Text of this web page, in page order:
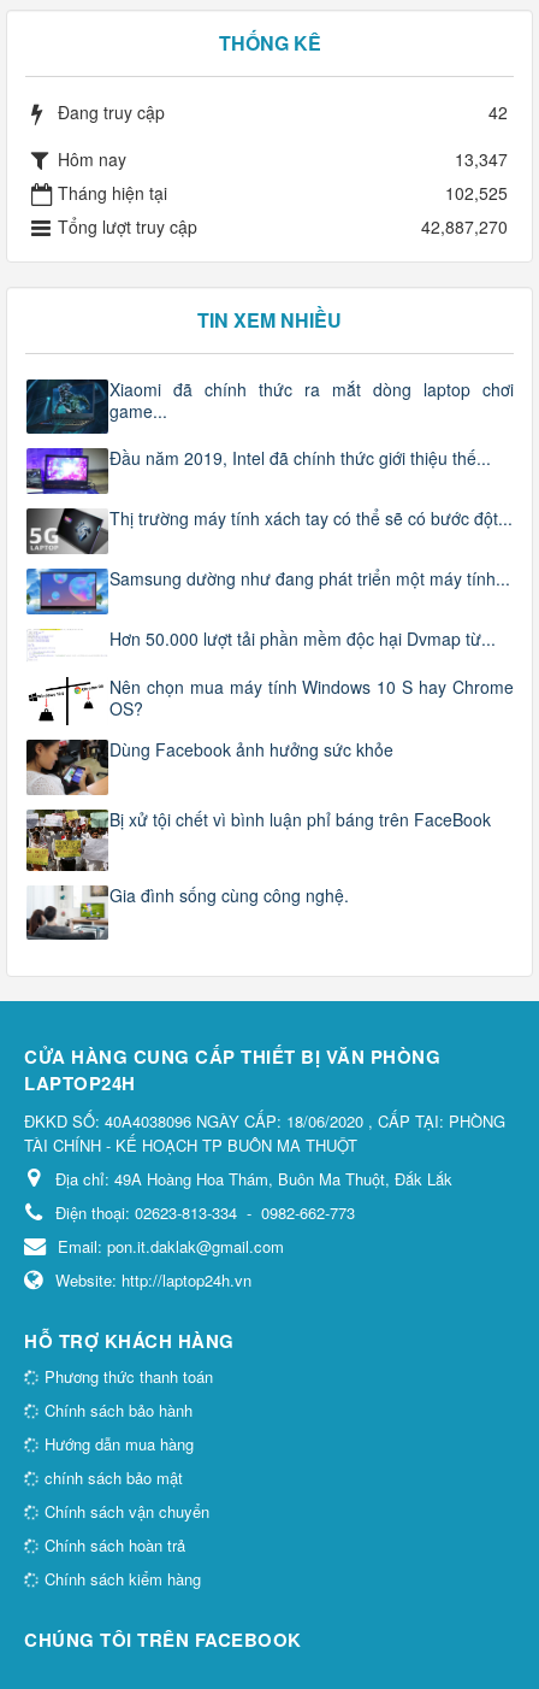
THỐNG KÊ
Đang truy cập
42
Hôm nay
13,347
Tháng hiện tại
102,525
Tổng lượt truy cập
42,887,270
TIN XEM NHIỀU
Xiaomi đã chính thức ra mắt dòng laptop chơi
game...
Đầu năm 2019, Intel đã chính thức giới thiệu thế...
Thị trường máy tính xách tay có thể sẽ có bước đột...
Samsung dường như đang phát triển một máy tính...
Hơn 50.000 lượt tải phần mềm độc hại Dvmap từ...
Nên chọn mua máy tính Windows 10 S hay Chrome
OS?
Dùng Facebook ảnh hưởng sức khỏe
Bị xử tội chết vì bình luận phỉ báng trên FaceBook
Gia đình sống cùng công nghệ.
CỬA HÀNG CUNG CẤP THIẾT BỊ VĂN PHÒNG
LAPTOP24H
ĐKKD SỐ: 40A4038096 NGÀY CẤP: 18/06/2020 , CẤP TẠI: PHÒNG
TÀI CHÍNH - KẾ HOẠCH TP BUÔN MA THUỘT
Địa chỉ: 49A Hoàng Hoa Thám, Buôn Ma Thuột, Đắk Lắk
Điện thoại: 02623-813-334 - 0982-662-773
Email: pon.it.daklak@gmail.com
Website: http://laptop24h.vn
HỖ TRỢ KHÁCH HÀNG
Phương thức thanh toán
Chính sách bảo hành
Hướng dẫn mua hàng
chính sách bảo mật
Chính sách vận chuyển
Chính sách hoàn trả
Chính sách kiểm hàng
CHÚNG TÔI TRÊN FACEBOOK